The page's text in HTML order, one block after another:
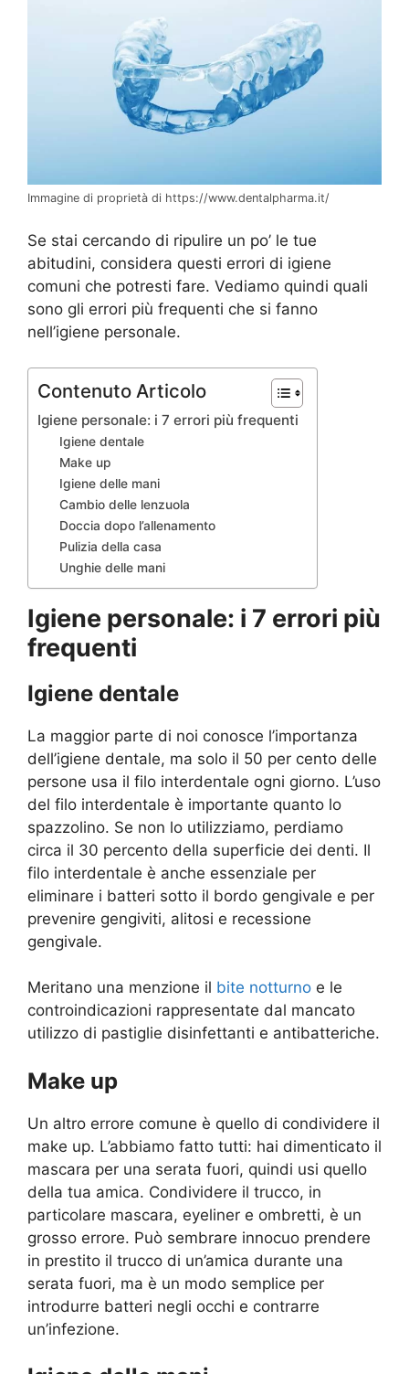
Immagine di proprietà di https://www.dentalpharma.it/
Se stai cercando di ripulire un po’ le tue
abitudini, considera questi errori di igiene
comuni che potresti fare. Vediamo quindi quali
sono gli errori più frequenti che si fanno
nell’igiene personale.
Contenuto Articolo
Igiene personale: i 7 errori più frequenti
Igiene dentale
Make up
Igiene delle mani
Cambio delle lenzuola
Doccia dopo l’allenamento
Pulizia della casa
Unghie delle mani
Igiene personale: i 7 errori più
frequenti
Igiene dentale
La maggior parte di noi conosce l’importanza
dell’igiene dentale, ma solo il 50 per cento delle
persone usa il filo interdentale ogni giorno. L’uso
del filo interdentale è importante quanto lo
spazzolino. Se non lo utilizziamo, perdiamo
circa il 30 percento della superficie dei denti. Il
filo interdentale è anche essenziale per
eliminare i batteri sotto il bordo gengivale e per
prevenire gengiviti, alitosi e recessione
gengivale.
Meritano una menzione il bite notturno e le
controindicazioni rappresentate dal mancato
utilizzo di pastiglie disinfettanti e antibatteriche.
Make up
Un altro errore comune è quello di condividere il
make up. L’abbiamo fatto tutti: hai dimenticato il
mascara per una serata fuori, quindi usi quello
della tua amica. Condividere il trucco, in
particolare mascara, eyeliner e ombretti, è un
grosso errore. Può sembrare innocuo prendere
in prestito il trucco di un’amica durante una
serata fuori, ma è un modo semplice per
introdurre batteri negli occhi e contrarre
un’infezione.